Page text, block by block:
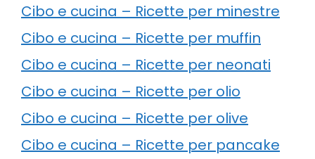
Cibo e cucina – Ricette per minestre
Cibo e cucina – Ricette per muffin
Cibo e cucina – Ricette per neonati
Cibo e cucina – Ricette per olio
Cibo e cucina – Ricette per olive
Cibo e cucina – Ricette per pancake